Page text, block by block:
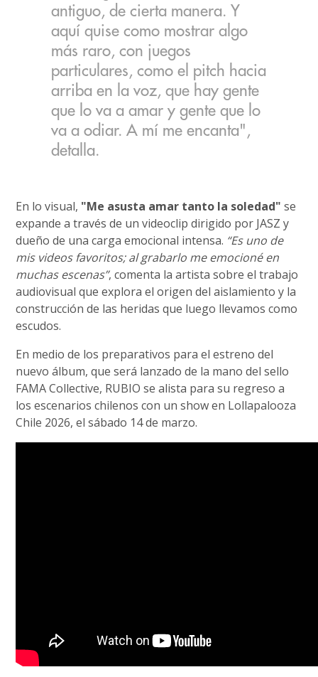
antiguo, de cierta manera. Y
aquí quise como mostrar algo
más raro, con juegos
particulares, como el pitch hacia
arriba en la voz, que hay gente
que lo va a amar y gente que lo
va a odiar. A mí me encanta",
detalla.
En lo visual, "Me asusta amar tanto la soledad" se
expande a través de un videoclip dirigido por JASZ y
dueño de una carga emocional intensa. “Es uno de
mis videos favoritos; al grabarlo me emocioné en
muchas escenas”, comenta la artista sobre el trabajo
audiovisual que explora el origen del aislamiento y la
construcción de las heridas que luego llevamos como
escudos.
En medio de los preparativos para el estreno del
nuevo álbum, que será lanzado de la mano del sello
FAMA Collective, RUBIO se alista para su regreso a
los escenarios chilenos con un show en Lollapalooza
Chile 2026, el sábado 14 de marzo.